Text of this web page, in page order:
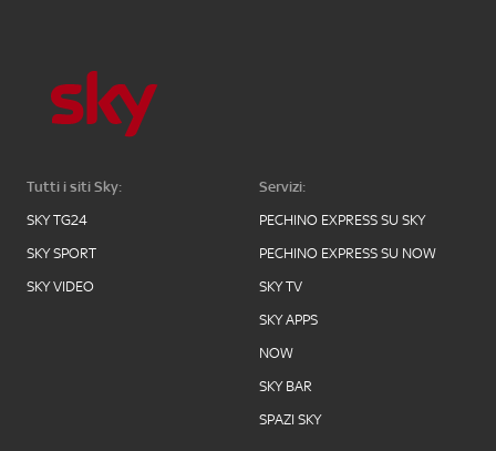
Tutti i siti Sky:
SKY TG24
SKY SPORT
SKY VIDEO
Servizi:
PECHINO EXPRESS SU SKY
PECHINO EXPRESS SU NOW
SKY TV
SKY APPS
NOW
SKY BAR
SPAZI SKY